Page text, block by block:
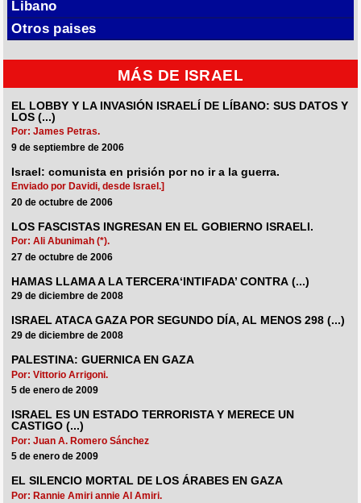
Libano
Otros paises
MÁS DE ISRAEL
EL LOBBY Y LA INVASIÓN ISRAELÍ DE LÍBANO: SUS DATOS Y
LOS (...)
Por: James Petras.
9 de septiembre de 2006
Israel: comunista en prisión por no ir a la guerra.
Enviado por Davidi, desde Israel.]
20 de octubre de 2006
LOS FASCISTAS INGRESAN EN EL GOBIERNO ISRAELI.
Por: Ali Abunimah (*).
27 de octubre de 2006
HAMAS LLAMA A LA TERCERA‘INTIFADA’ CONTRA (...)
29 de diciembre de 2008
ISRAEL ATACA GAZA POR SEGUNDO DÍA, AL MENOS 298 (...)
29 de diciembre de 2008
PALESTINA: GUERNICA EN GAZA
Por: Vittorio Arrigoni.
5 de enero de 2009
ISRAEL ES UN ESTADO TERRORISTA Y MERECE UN
CASTIGO (...)
Por: Juan A. Romero Sánchez
5 de enero de 2009
EL SILENCIO MORTAL DE LOS ÁRABES EN GAZA
Por: Rannie Amiri annie Al Amiri.